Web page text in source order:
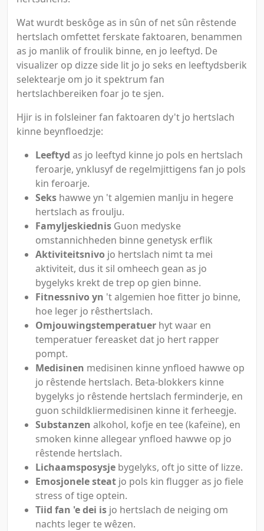
Wat wurdt beskôge as in sûn of net sûn rêstende
hertslach omfettet ferskate faktoaren, benammen
as jo manlik of froulik binne, en jo leeftyd. De
visualizer op dizze side lit jo jo seks en leeftydsberik
selektearje om jo it spektrum fan
hertslachbereiken foar jo te sjen.
Hjir is in folsleiner fan faktoaren dy't jo hertslach
kinne beynfloedzje:
Leeftyd as jo leeftyd kinne jo pols en hertslach
feroarje, ynklusyf de regelmjittigens fan jo pols
kin feroarje.
Seks hawwe yn 't algemien manlju in hegere
hertslach as froulju.
Famyljeskiednis Guon medyske
omstannichheden binne genetysk erflik
Aktiviteitsnivo jo hertslach nimt ta mei
aktiviteit, dus it sil omheech gean as jo
bygelyks krekt de trep op gien binne.
Fitnessnivo yn 't algemien hoe fitter jo binne,
hoe leger jo rêsthertslach.
Omjouwingstemperatuer hyt waar en
temperatuer fereasket dat jo hert rapper
pompt.
Medisinen medisinen kinne ynfloed hawwe op
jo rêstende hertslach. Beta-blokkers kinne
bygelyks jo rêstende hertslach ferminderje, en
guon schildkliermedisinen kinne it ferheegje.
Substanzen alkohol, kofje en tee (kafeïne), en
smoken kinne allegear ynfloed hawwe op jo
rêstende hertslach.
Lichaamsposysje bygelyks, oft jo sitte of lizze.
Emosjonele steat jo pols kin flugger as jo fiele
stress of tige optein.
Tiid fan 'e dei is jo hertslach de neiging om
nachts leger te wêzen.